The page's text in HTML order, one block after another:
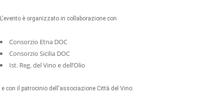
L'evento è organizzato in collaborazione con
Consorzio Etna DOC
Consorzio Sicilia DOC
Ist. Reg. del Vino e dell’Olio
e con il patrocinio dell'associazione Città del Vino.